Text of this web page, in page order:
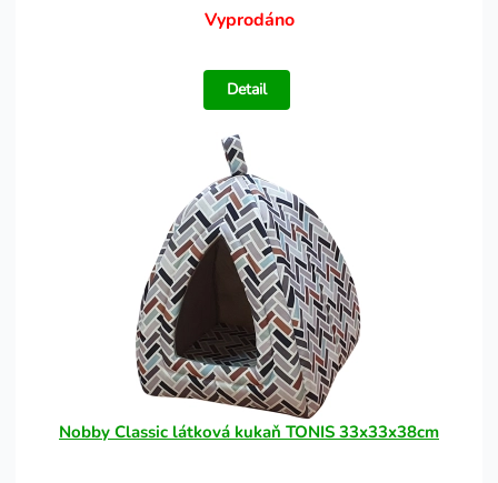
Vyprodáno
Detail
Nobby Classic látková kukaň TONIS 33x33x38cm